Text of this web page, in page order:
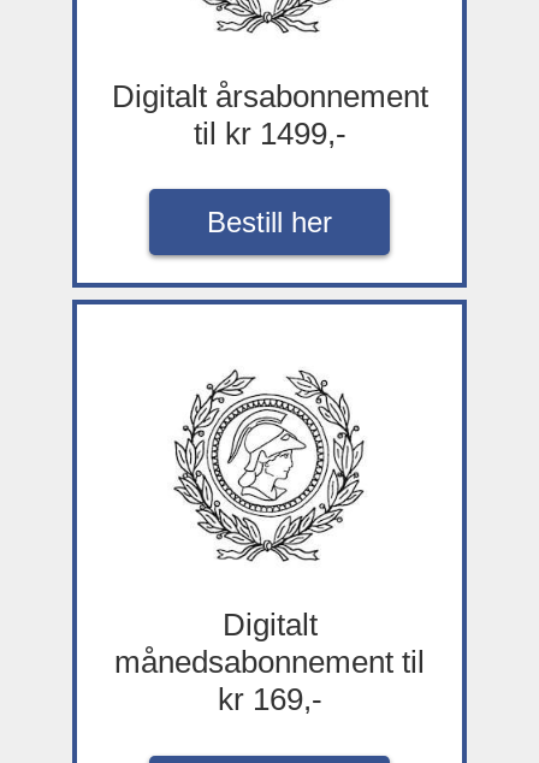
Digitalt årsabonnement
til kr 1499,-
Bestill her
Digitalt
månedsabonnement til
kr 169,-